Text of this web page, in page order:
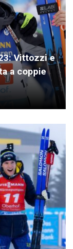
Vittozzi e
a coppie